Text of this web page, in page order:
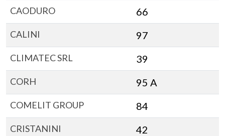
CAODURO 66
CALINI 97
CLIMATEC SRL 39
CORH 95 A
COMELIT GROUP 84
CRISTANINI 42